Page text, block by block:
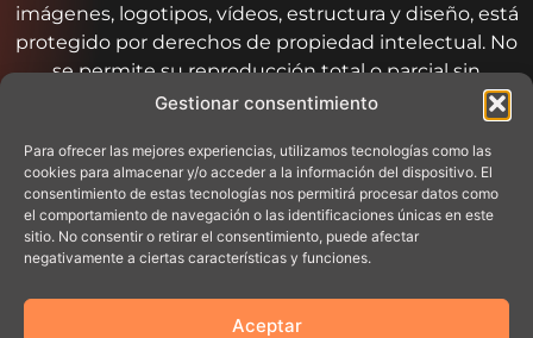
Gestionar consentimiento
Para ofrecer las mejores experiencias, utilizamos tecnologías como las
cookies para almacenar y/o acceder a la información del dispositivo. El
consentimiento de estas tecnologías nos permitirá procesar datos como
el comportamiento de navegación o las identificaciones únicas en este
sitio. No consentir o retirar el consentimiento, puede afectar
negativamente a ciertas características y funciones.
Aceptar
imágenes, logotipos, vídeos, estructura y diseño, está
protegido por derechos de propiedad intelectual. No
se permite su reproducción total o parcial sin
autorización expresa.
Responsabilidad
No se garantiza la inexistencia de errores en el
contenido ni la continuidad del servicio. No se
asumirá ninguna responsabilidad derivada del uso
incorrecto del sitio web.